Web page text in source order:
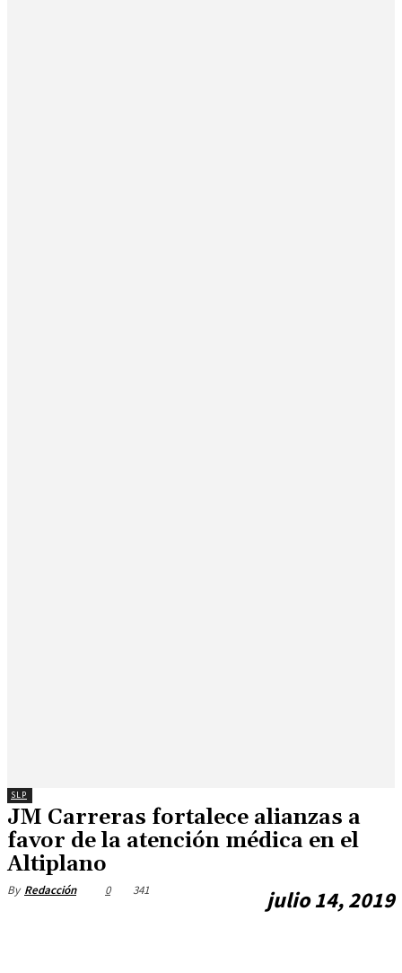
SLP
JM Carreras fortalece alianzas a
favor de la atención médica en el
Altiplano
By Redacción julio 14, 2019
0 341